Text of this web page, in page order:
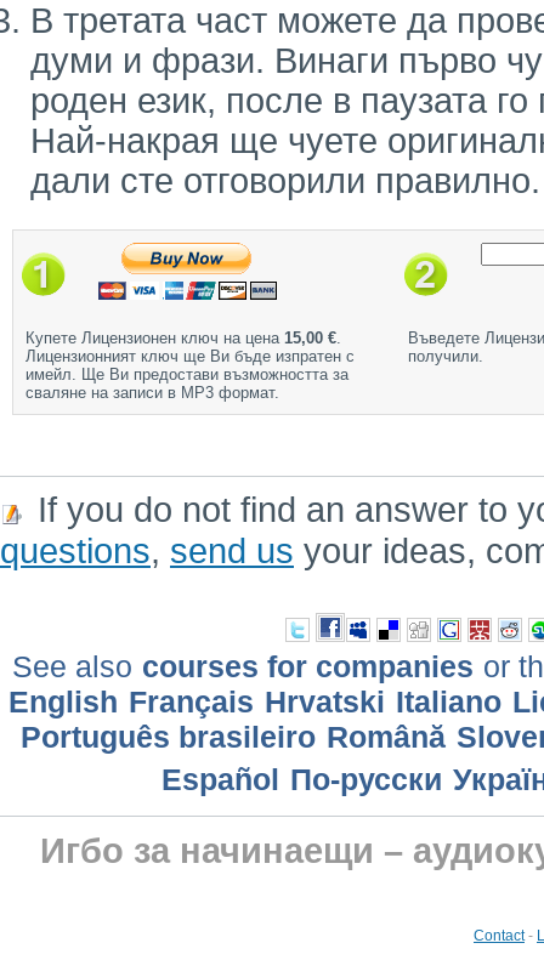
В третата част можете да
думи и фрази. Винаги първо
роден език, после в паузата
Най-накрая ще чуете
дали сте отговорили правилно.
Купете Лицензионен ключ на цена 15,00 €.
Лицензионният ключ ще Ви бъде изпратен с
имейл. Ще Ви предостави възможността за
сваляне на записи в МР3 формат.
Въведете
получили.
If you do not find an answer to
questions, send us your ideas,
See also courses for companies or
English Français Hrvatski Italiano
Português brasileiro Română
Еspañol По-русски
Игбо за начинаещи –
Contact-